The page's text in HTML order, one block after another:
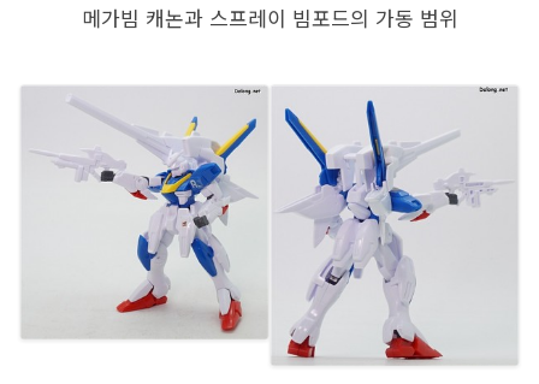
메가빔 캐논과 스프레이 빔포드의 가동 범위